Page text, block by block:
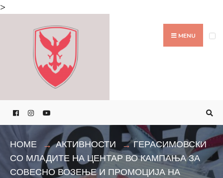
>
MENU
HOME АКТИВНОСТИ
ГЕРАСИМОВСКИ
СО МЛАДИТЕ НА ЦЕНТАР ВО КАМПАЊА ЗА
СОВЕСНО ВОЗЕЊЕ И ПРОМОЦИЈА НА